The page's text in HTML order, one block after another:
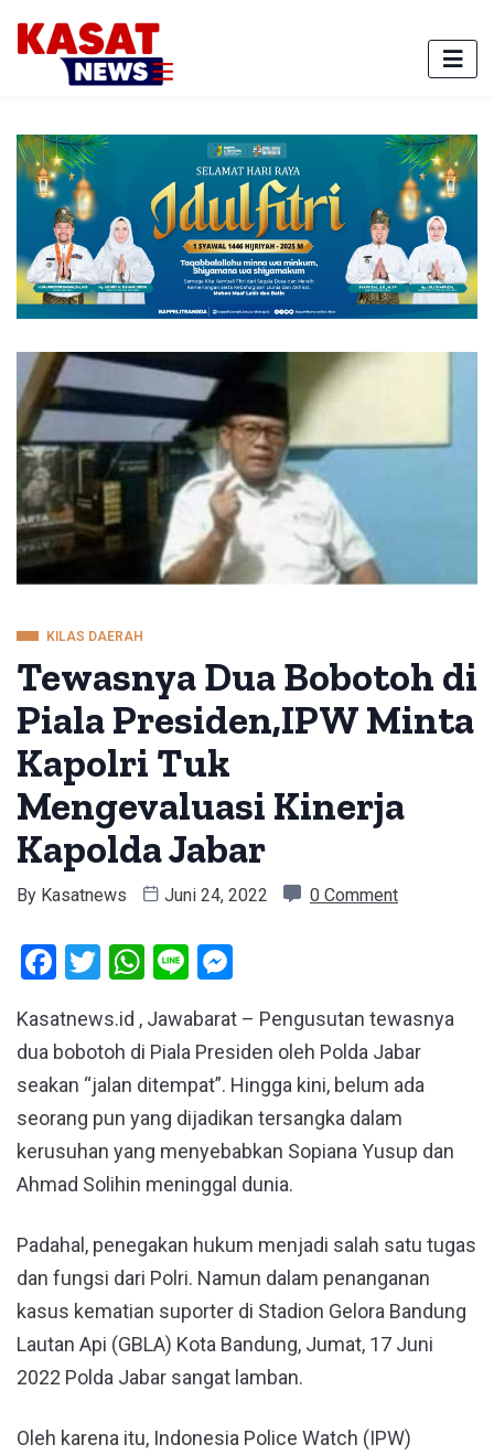
KILAS DAERAH
Tewasnya Dua Bobotoh di
Piala Presiden,IPW Minta
Kapolri Tuk
Mengevaluasi Kinerja
Kapolda Jabar
By Kasatnews Juni 24, 2022 0 Comment
Facebook
Twitter
WhatsApp
Line
Kasatnews.id , Jawabarat – Pengusutan tewasnya
dua bobotoh di Piala Presiden oleh Polda Jabar
seakan “jalan ditempat”. Hingga kini, belum ada
seorang pun yang dijadikan tersangka dalam
kerusuhan yang menyebabkan Sopiana Yusup dan
Ahmad Solihin meninggal dunia.
Padahal, penegakan hukum menjadi salah satu tugas
dan fungsi dari Polri. Namun dalam penanganan
kasus kematian suporter di Stadion Gelora Bandung
Lautan Api (GBLA) Kota Bandung, Jumat, 17 Juni
2022 Polda Jabar sangat lamban.
Oleh karena itu, Indonesia Police Watch (IPW)